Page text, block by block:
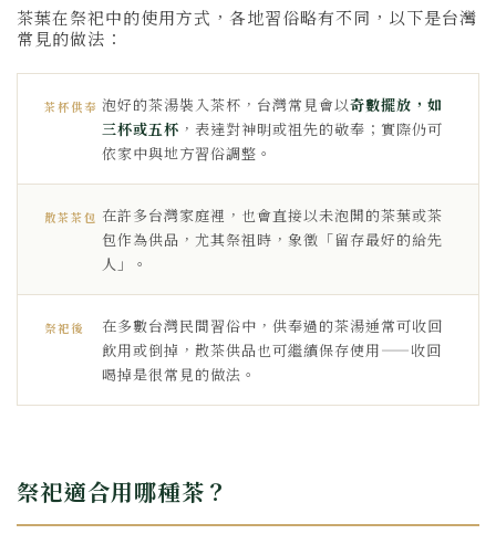
茶葉在祭祀中的使用方式，各地習俗略有不同，以下是台灣
常見的做法：
茶杯供奉 泡好的茶湯裝入茶杯，台灣常見會以奇數擺放，如
三杯或五杯 ，表達對神明或祖先的敬奉；實際仍可
依家中與地方習俗調整。
散茶茶包 在許多台灣家庭裡，也會直接以未泡開的茶葉或茶
包作為供品，尤其祭祖時，象徵「留存最好的給先
人」。
祭祀後
在多數台灣民間習俗中，供奉過的茶湯通常可收回
飲用或倒掉，散茶供品也可繼續保存使用——收回
喝掉是很常見的做法。
祭祀適合用哪種茶？